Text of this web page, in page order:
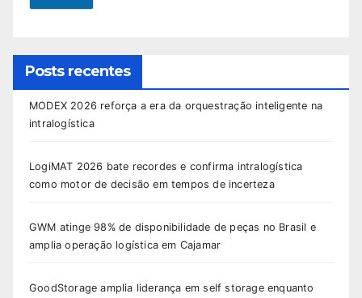
Posts recentes
MODEX 2026 reforça a era da orquestração inteligente na
intralogística
LogiMAT 2026 bate recordes e confirma intralogística
como motor de decisão em tempos de incerteza
GWM atinge 98% de disponibilidade de peças no Brasil e
amplia operação logística em Cajamar
GoodStorage amplia liderança em self storage enquanto